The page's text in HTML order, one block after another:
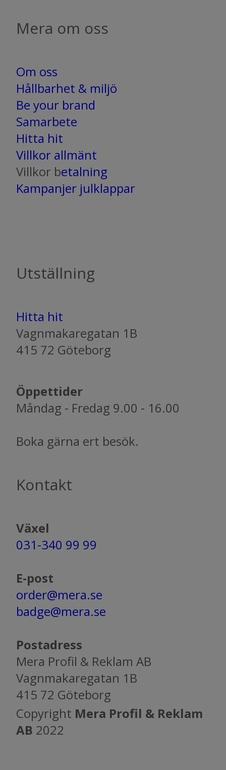
Mera om oss
Om oss
Hållbarhet & miljö
Be your brand
Samarbete
Hitta hit
Villkor allmänt
Villkor betalning
Kampanjer julklappar
Utställning
Hitta hit
Vagnmakaregatan 1B
​415 72 Göteborg
Öppettider​​​​​​​
Måndag - Fredag 9.00 - 16.00
Boka gärna ert besök.
Kontakt
Växel
031-340 99 99
E-post
order@mera.se
badge@mera.se
Postadress
Mera Profil & Reklam AB
Vagnmakaregatan 1B
415 72 Göteborg
Copyright Mera Profil & Reklam
AB 2022